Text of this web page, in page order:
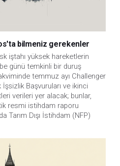
bilmeniz gerekenler
iştahı yüksek hareketlerin
günü temkinli bir duruş
temmuz ayı Challenger
İşsizlik Başvuruları ve ikinci
verileri yer alacak; bunlar,
resmi istihdam raporu
Tarım Dışı İstihdam (NFP)